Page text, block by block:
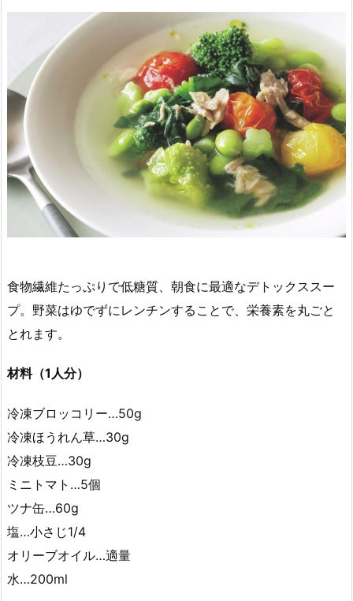
食物繊維たっぷりで低糖質、朝食に最適なデトックススー
プ。野菜はゆでずにレンチンすることで、栄養素を丸ごと
とれます。
材料（1人分）
冷凍ブロッコリー…50g
冷凍ほうれん草…30g
冷凍枝豆…30g
ミニトマト…5個
ツナ缶…60g
塩…小さじ1/4
オリーブオイル…適量
水…200ml